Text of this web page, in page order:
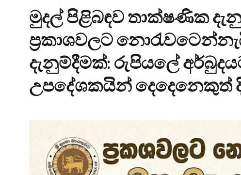
මුදල් පිළිබඳව තාක්ෂණික
ප්‍රකාශවලට
දැනුම්දීමක්: රුපියලේ
උපදේශකයින් දෙදෙනෙකුත්